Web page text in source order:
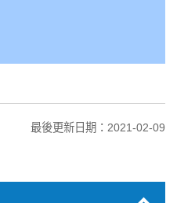
最後更新日期：2021-02-09